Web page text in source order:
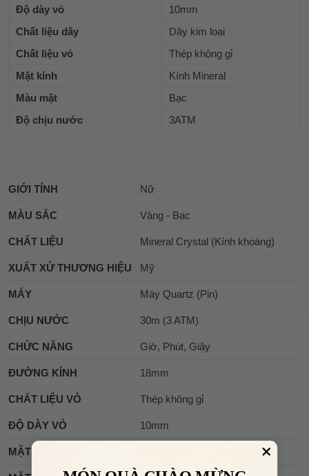
Độ dày vỏ
10mm
Chất liệu dây
Dây kim loại
Chất liệu vỏ
Thép không gỉ
Mặt kính
Kính Mineral
Màu mặt
Bạc
Độ chịu nước
3ATM
GIỚI TÍNH Nữ
MÀU SẮC Vàng - Bạc
CHẤT LIỆU Mineral Crystal (Kính khoáng)
XUẤT XỨ THƯƠNG HIỆU Mỹ
MÁY Máy Quartz (Pin)
CHỊU NƯỚC 30m (3 ATM)
CHỨC NĂNG Giờ, Phút, Giây
ĐƯỜNG KÍNH 18mm
CHẤT LIỆU VỎ Thép không gỉ
ĐỘ DÀY VỎ 10mm
MẶT KÍNH